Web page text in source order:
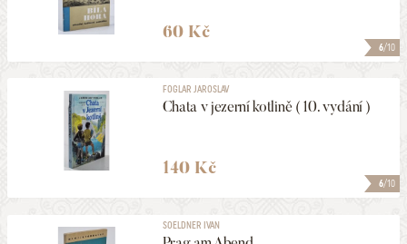
6/10
60 Kč
6/10
FOGLAR JAROSLAV
Chata v jezerní kotlině ( 10. vydání )
140 Kč
SOELDNER IVAN